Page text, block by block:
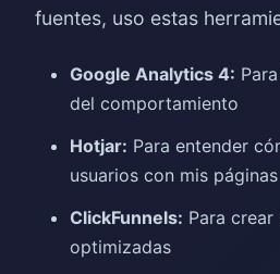
fuentes, uso estas
Google Analytics 4:
del comportamiento
Hotjar: Para entender
usuarios con mis páginas
ClickFunnels: Para
optimizadas